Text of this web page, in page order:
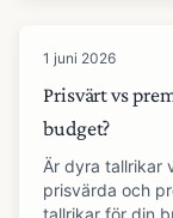
1 juni 2026
Prisvärt vs
budget?
Är dyra tallrikar
prisvärda och
tallrikar för din